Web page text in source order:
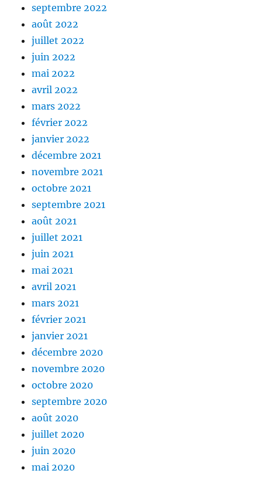
septembre 2022
août 2022
juillet 2022
juin 2022
mai 2022
avril 2022
mars 2022
février 2022
janvier 2022
décembre 2021
novembre 2021
octobre 2021
septembre 2021
août 2021
juillet 2021
juin 2021
mai 2021
avril 2021
mars 2021
février 2021
janvier 2021
décembre 2020
novembre 2020
octobre 2020
septembre 2020
août 2020
juillet 2020
juin 2020
mai 2020